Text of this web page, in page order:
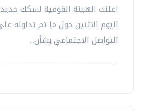
اعلنت الهيئة القومية لسكك حديد
اليوم الاثنين حول ما تم
التواصل الاجتماعي بشأن...